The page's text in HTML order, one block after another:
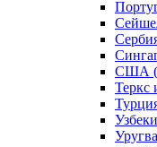
США
Теркс